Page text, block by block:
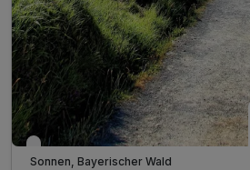
* alkoholfreie Alternative möglich
Verfügbar bis Dezember
Sonnen, Bayerischer Wald